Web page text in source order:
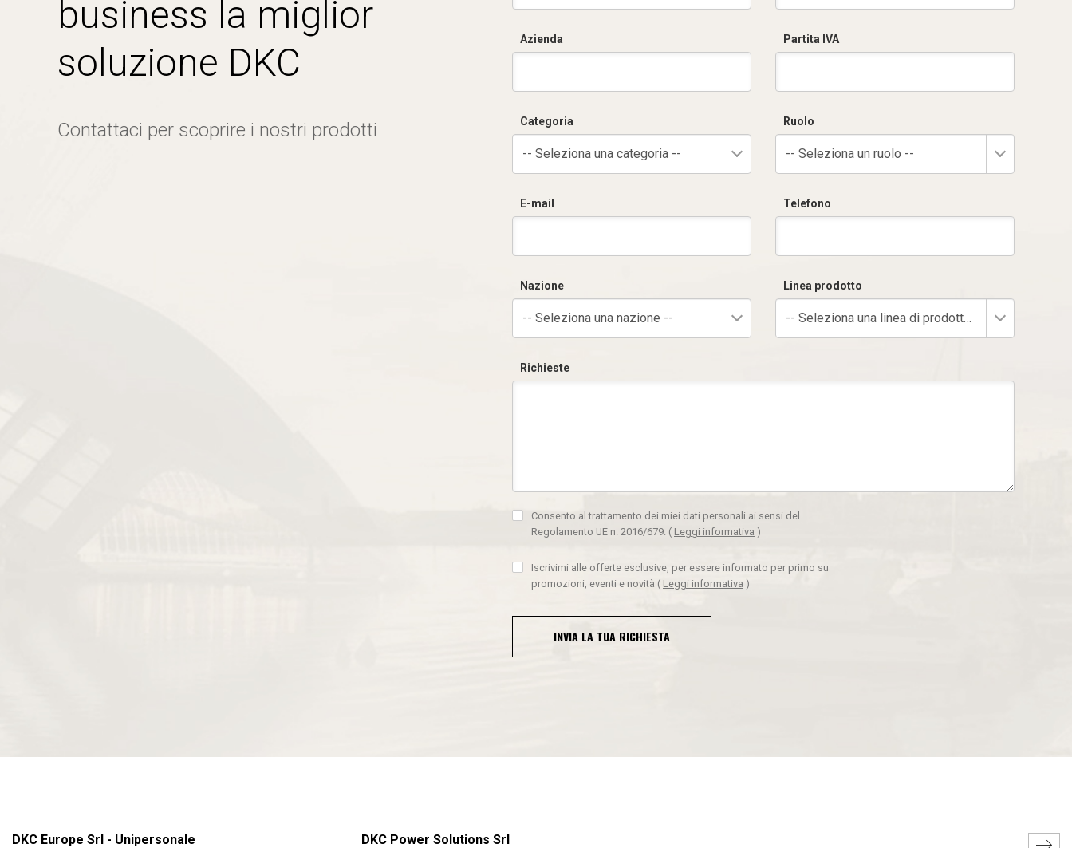
business la miglior
soluzione DKC
Contattaci per scoprire i nostri prodotti
Azienda Partita IVA
Categoria
-- Seleziona una categoria --
Ruolo
-- Seleziona un ruolo --
E-mail Telefono
Nazione
-- Seleziona una nazione --
Linea prodotto
-- Seleziona una linea di prodotto --
Richieste
Consento al trattamento dei miei dati personali ai sensi del
Regolamento UE n. 2016/679. ( Leggi informativa )
Iscrivimi alle offerte esclusive, per essere informato per primo su
promozioni, eventi e novità ( Leggi informativa )
INVIA LA TUA RICHIESTA
DKC Europe Srl - Unipersonale
DKC Power Solutions Srl